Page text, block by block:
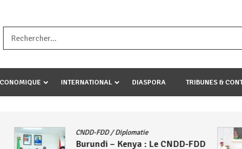
umariye umuryango wawe canke igihugu cakwibarutse .Wewe
INTERNATIONAL DIASPORA TRIBUNES &
CNDD-FDD/Diplomatie
Burundi – Kenya : Le CNDD-FDD